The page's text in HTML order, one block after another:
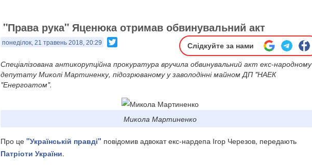
"Права рука" Яценюка отримав обвинувальний акт
понеділок, 21 травень 2018, 20:29 Слідкуйте за нами
Спеціалізована антикорупційна прокуратура вручила обвинувальний акт екс-народному
депутату Миколі Мартиненку, підозрюваному у заволодінні майном ДП "НАЕК
"Енергоатом".
Микола Мартиненко
Про це "Українській правді" повідомив адвокат екс-нардепа Ігор Черезов, передають
Патріоти України.